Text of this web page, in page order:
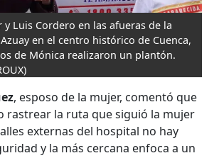
y Luis Cordero en las afueras de la
en el centro histórico de Cuenca,
de Mónica realizaron un plantón.
, esposo de la mujer, comentó que
rastrear la ruta que siguió la mujer
externas del hospital no hay
y la más cercana enfoca a un